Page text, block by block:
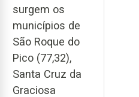
surgem os
municípios de
São Roque do
Pico (77,32),
Santa Cruz da
Graciosa